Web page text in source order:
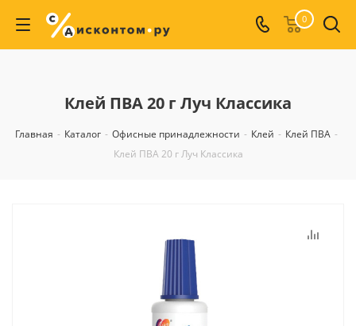
0
Клей ПВА 20 г Луч Классика
Главная - Каталог - Офисные принадлежности - Клей - Клей ПВА -
Клей ПВА 20 г Луч Классика